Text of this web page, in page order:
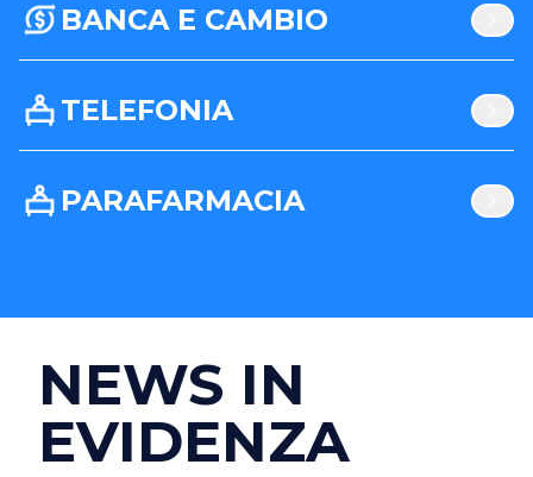
BANCA E CAMBIO
TELEFONIA
PARAFARMACIA
NEWS IN
EVIDENZA